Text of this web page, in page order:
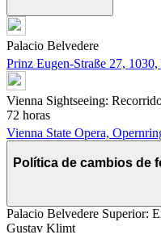
Palacio Belvedere
Prinz Eugen-Straße 27, 1030,
Vienna Sightseeing:
72 horas
Vienna State Opera,
Política de cambios de
Palacio Belvedere Superior:
Gustav Klimt